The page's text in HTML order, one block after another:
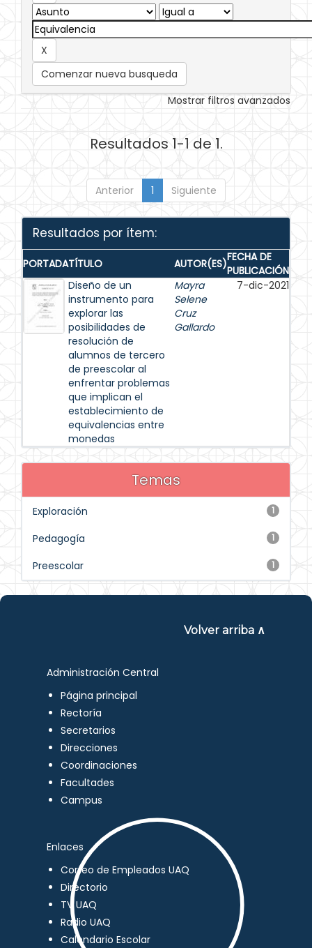
Comenzar nueva busqueda
Mostrar filtros avanzados
Resultados 1-1 de 1.
Anterior 1 Siguiente
Resultados por ítem:
PORTADATÍTULO AUTOR(ES)FECHA DE
PUBLICACIÓN
Diseño de un
instrumento para
explorar las
posibilidades de
resolución de
alumnos de tercero
de preescolar al
enfrentar problemas
que implican el
establecimiento de
equivalencias entre
monedas
Mayra
Selene
Cruz
Gallardo
7-dic-2021
Temas
1
Exploración
1
Pedagogía
1
Preescolar
Volver arriba ∧
Administración Central
Página principal
Rectoría
Secretarios
Direcciones
Coordinaciones
Facultades
Campus
Enlaces
Correo de Empleados UAQ
Directorio
TV UAQ
Radio UAQ
Calendario Escolar